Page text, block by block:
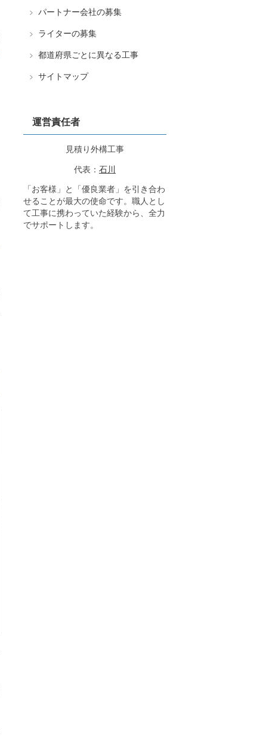
パートナー会社の募集
ライターの募集
都道府県ごとに異なる工事
サイトマップ
運営責任者
見積り外構工事
代表： 石川
「お客様」と「優良業者」を引き合わ
せることが最大の使命です。職人とし
て工事に携わっていた経験から、全力
でサポートします。